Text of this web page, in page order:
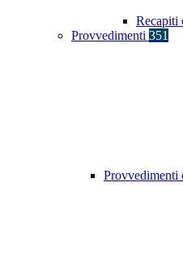
Recapiti
Provvedimenti 351
Provvedimenti